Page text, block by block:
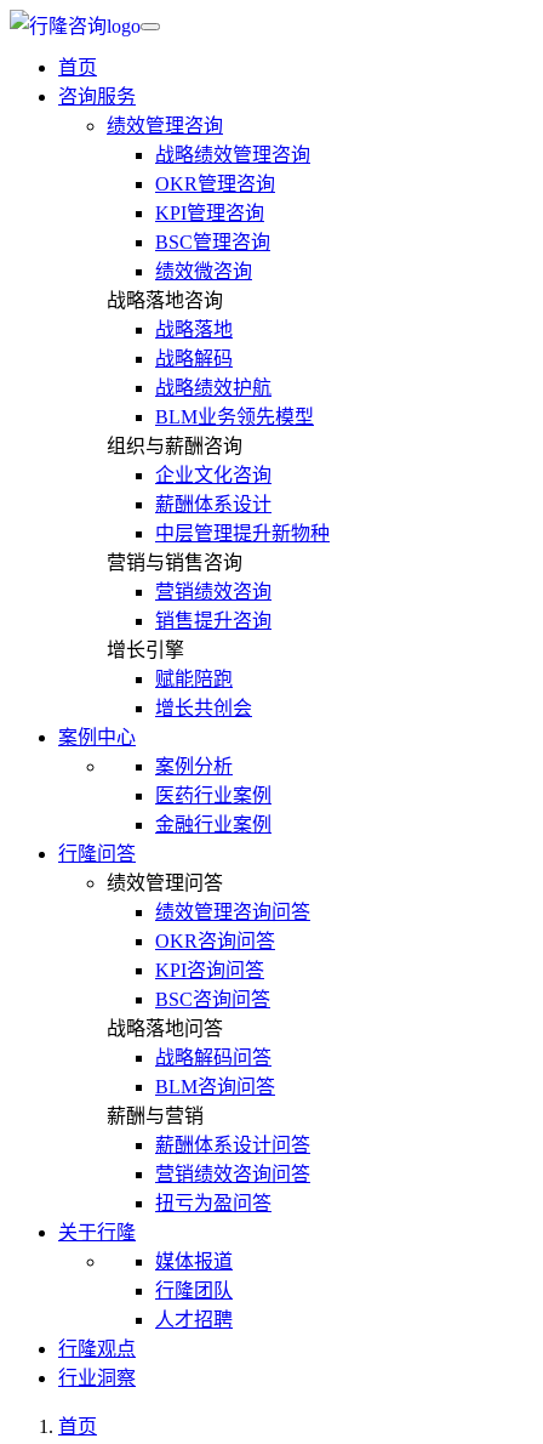
首页
咨询服务
绩效管理咨询
战略绩效管理咨询
OKR管理咨询
KPI管理咨询
BSC管理咨询
绩效微咨询
战略落地咨询
战略落地
战略解码
战略绩效护航
BLM业务领先模型
组织与薪酬咨询
企业文化咨询
薪酬体系设计
中层管理提升新物种
营销与销售咨询
营销绩效咨询
销售提升咨询
增长引擎
赋能陪跑
增长共创会
案例中心
案例分析
医药行业案例
金融行业案例
行隆问答
绩效管理问答
绩效管理咨询问答
OKR咨询问答
KPI咨询问答
BSC咨询问答
战略落地问答
战略解码问答
BLM咨询问答
薪酬与营销
薪酬体系设计问答
营销绩效咨询问答
扭亏为盈问答
关于行隆
媒体报道
行隆团队
人才招聘
行隆观点
行业洞察
首页